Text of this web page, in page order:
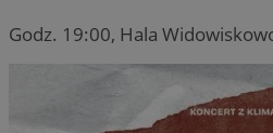
Godz. 19:00, Hala